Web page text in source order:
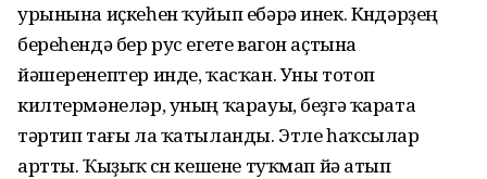
урынына иҫкеһен ҡуйып ебәрә инек. Көндәрҙең
береһендә бер рус егете вагон аҫтына
йәшеренептер инде, ҡасҡан. Уны тотоп
килтермәнеләр, уның ҡарауы, беҙгә ҡарата
тәртип тағы ла ҡатыланды. Этле һаҡсылар
артты. Ҡыҙыҡ өсөн кешене туҡмап йә атып